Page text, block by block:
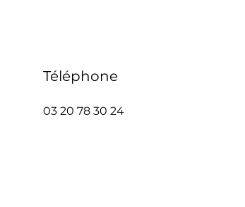
Téléphone
03 20 78 30 24